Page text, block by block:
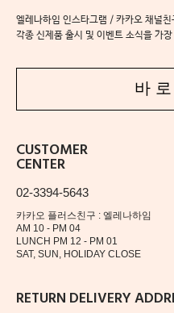
엘레나하임 인스타그램 / 카카오 채널친
각종 신제품 출시 및 이벤트 소식을 가
바
CUSTOMER
CENTER
02-3394-5643
카카오 플러스친구 : 엘레나하임
AM 10 - PM 04
LUNCH PM 12 - PM 01
SAT, SUN, HOLIDAY CLOSE
RETURN DELIVERY